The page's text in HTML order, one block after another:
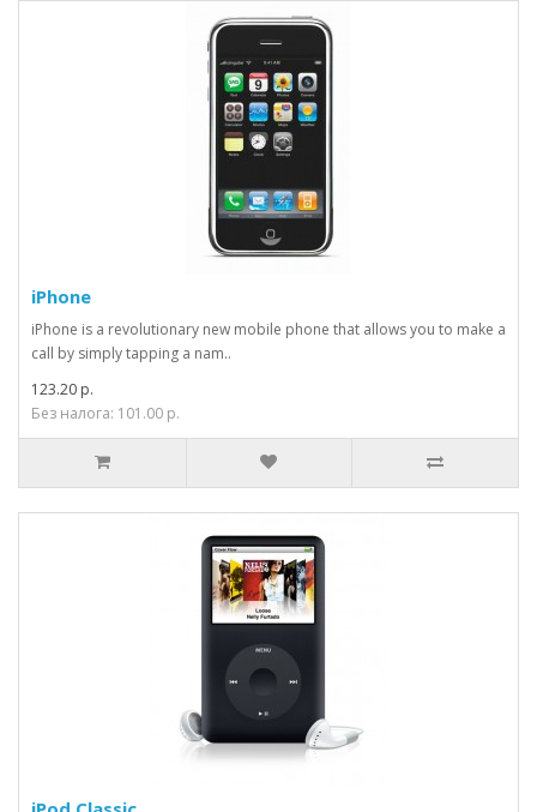
iPhone
iPhone is a revolutionary new mobile phone that allows you to make a
call by simply tapping a nam..
123.20 р.
Без налога: 101.00 р.